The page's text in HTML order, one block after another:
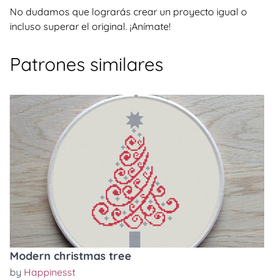
No dudamos que lograrás crear un proyecto igual o
incluso superar el original. ¡Anímate!
Patrones similares
Modern christmas tree
by Happinesst